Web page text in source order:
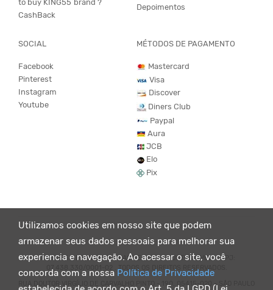
Utilizamos cookies em nosso site que podem
armazenar seus dados pessoais para melhorar sua
experiencia e navegação. Ao acessar o site, você
concorda com a nossa Política de Privacidade
to buy KING55´brand ?
CashBack
Depoimentos
SOCIAL
Facebook
Pinterest
Instagram
Youtube
MÉTODOS DE PAGAMENTO
Mastercard
Visa
Discover
Diners Club
Paypal
Aura
JCB
Elo
Pix
© KING55 - LOJA DE ROUPAS VEGANO E SUSTENTÁVEL. CNPJ:
07.438.330/0001-02 . TODOS OS DIREITOS RESERVADOS.
RUA DOUTOR VIRGÍLIO DE CARVALHO PINTO - 190, 05415-020 - SÃO PAULO